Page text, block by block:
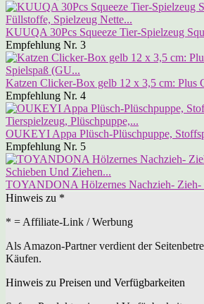
KUUQA 30Pcs Squeeze Tier-Spielzeug
Empfehlung Nr. 3
Katzen Clicker-Box gelb 12 x 3,5 cm: Plus
Empfehlung Nr. 4
OUKEYI Appa Plüsch-Plüschpuppe,
Empfehlung Nr. 5
TOYANDONA Hölzernes Nachzieh- Zieh-
Hinweis zu *
* = Affiliate-Link / Werbung
Als Amazon-Partner verdient der
Käufen.
Hinweis zu Preisen und Verfügbarkeiten